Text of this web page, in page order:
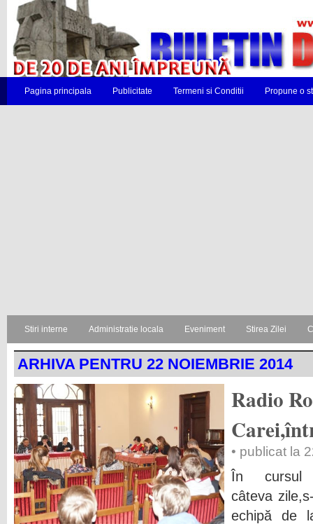
Pagina principala Publicitate Termeni si Conditii Propune o
Stiri interne Administratie locala Eveniment Stirea Zilei
ARHIVA PENTRU 22 NOIEMBRIE 2014
Radio
• publicat la
În cursul
câteva
echipă de